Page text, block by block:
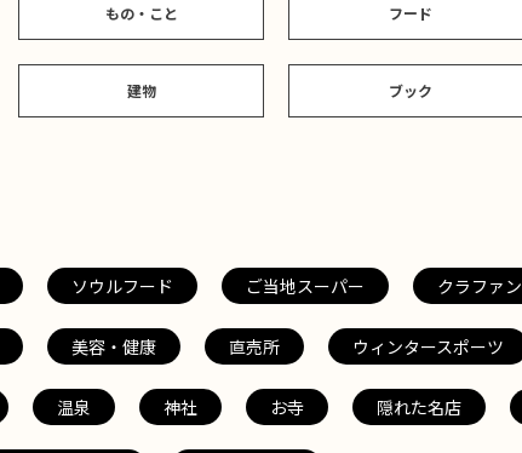
もの・こと フード
建物 ブック
ソウルフード ご当地スーパー クラファン
美容・健康 直売所 ウィンタースポーツ
温泉 神社 お寺 隠れた名店